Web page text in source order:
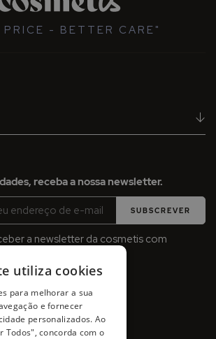
PRICE - BETTER CARE"
receba a nossa newsletter.
SUBSCREVER
a newsletter da cosmetis com
utiliza cookies
para melhorar a sua
e fornecer
personalizados. Ao
Todos", concorda com o